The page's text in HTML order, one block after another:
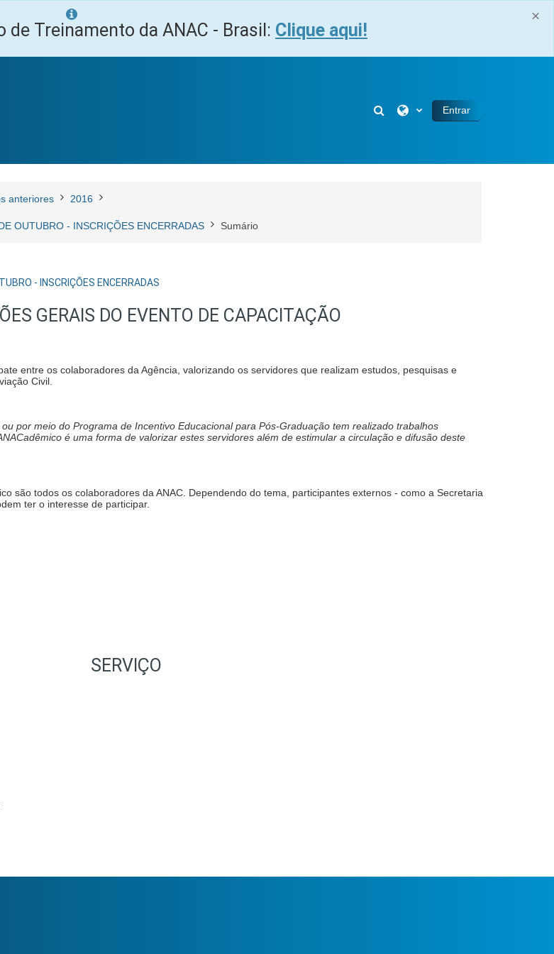
×
de Treinamento da ANAC - Brasil: Clique aqui!
Alternar entrada de pesquisa
Entrar
anteriores 2016
OUTUBRO - INSCRIÇÕES ENCERRADAS Sumário
- INSCRIÇÕES ENCERRADAS
GERAIS DO EVENTO DE CAPACITAÇÃO
entre os colaboradores da Agência, valorizando os servidores que realizam estudos, pesquisas e
Civil.
por meio do Programa de Incentivo Educacional para Pós-Graduação tem realizado trabalhos
é uma forma de valorizar estes servidores além de estimular a circulação e difusão deste
são todos os colaboradores da ANAC. Dependendo do tema, participantes externos - como a Secretaria
ter o interesse de participar.
SERVIÇO